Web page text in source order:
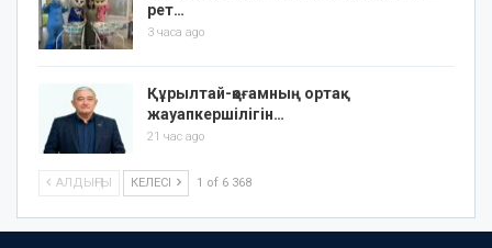
рет…
3 часа ago
Құрылтай-қоғамның ортақ
жауапкершілігін…
21 час ago
АЛДЫҢҒЫ КЕЛЕСІ 1 of 6 368